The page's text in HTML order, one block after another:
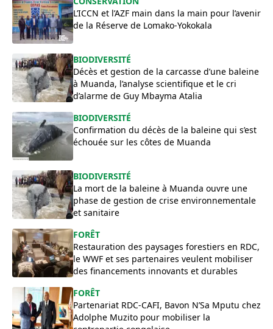
L’ICCN et l’AZF main dans la main pour l’avenir
de la Réserve de Lomako-Yokokala
BIODIVERSITÉ
Décès et gestion de la carcasse d’une baleine
à Muanda, l’analyse scientifique et le cri
d’alarme de Guy Mbayma Atalia
BIODIVERSITÉ
Confirmation du décès de la baleine qui s’est
échouée sur les côtes de Muanda
BIODIVERSITÉ
La mort de la baleine à Muanda ouvre une
phase de gestion de crise environnementale
et sanitaire
FORÊT
Restauration des paysages forestiers en RDC,
le WWF et ses partenaires veulent mobiliser
des financements innovants et durables
FORÊT
Partenariat RDC-CAFI, Bavon N’Sa Mputu chez
Adolphe Muzito pour mobiliser la